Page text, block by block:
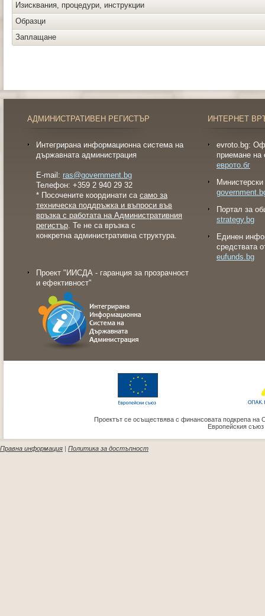
Изисквания, процедури, инструкции
Образци
Заплащане
АДМИНИСТРАТИВЕН РЕГИСТЪР
Интегрирана информационна система на
държавната администрация
E-mail: ras@government.bg
Телефон: +359 2 940 29 32
* Посочените координати са само за
техническа поддръжка и въпроси във
връзка с работата на Административния
регистър. Те не са връзка с
конкретна административна структура.
Проект "ИИСДА - гаранция за прозрачност
и ефективност"
ИНТЕРНЕТ
evroto.bg:
приемане на
еврото.бг
Портал за
strategy.bg
Eдинен
средствата
eufunds.bg
Проектът се осъществява с финансовата подкрепа на
Европейския
Правна информация | Политика за достъпност